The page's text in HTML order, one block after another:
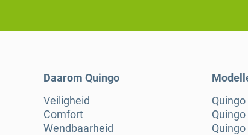
Daarom Quingo
Veiligheid
Comfort
Wendbaarheid